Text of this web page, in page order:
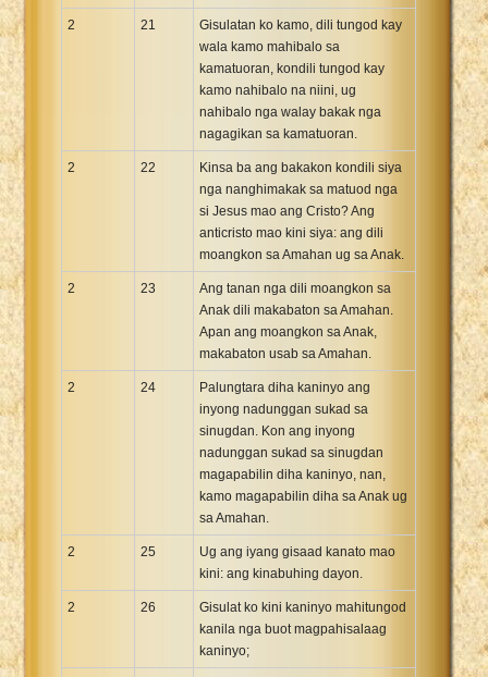
2 21
Gisulatan ko kamo, dili tungod kay
wala kamo mahibalo sa
kamatuoran, kondili tungod kay
kamo nahibalo na niini, ug
nahibalo nga walay bakak nga
nagagikan sa kamatuoran.
2 22
Kinsa ba ang bakakon kondili siya
nga nanghimakak sa matuod nga
si Jesus mao ang Cristo? Ang
anticristo mao kini siya: ang dili
moangkon sa Amahan ug sa Anak.
2 23
Ang tanan nga dili moangkon sa
Anak dili makabaton sa Amahan.
Apan ang moangkon sa Anak,
makabaton usab sa Amahan.
2 24
Palungtara diha kaninyo ang
inyong nadunggan sukad sa
sinugdan. Kon ang inyong
nadunggan sukad sa sinugdan
magapabilin diha kaninyo, nan,
kamo magapabilin diha sa Anak ug
sa Amahan.
2 25
Ug ang iyang gisaad kanato mao
kini: ang kinabuhing dayon.
2 26
Gisulat ko kini kaninyo mahitungod
kanila nga buot magpahisalaag
kaninyo;